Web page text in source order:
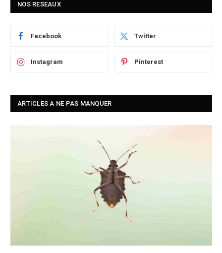
NOS RESEAUX
Facebook Twitter
Instagram Pinterest
ARTICLES A NE PAS MANQUER